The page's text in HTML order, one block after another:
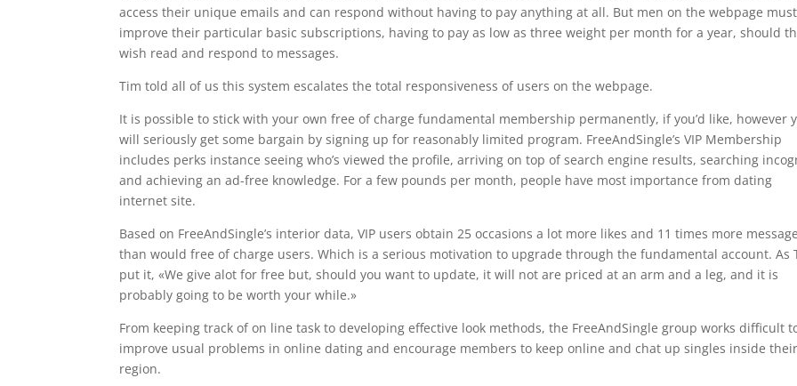
access their unique emails and can respond without having to pay anything at all. But men on the webpage must
improve their particular basic subscriptions, having to pay as low as three weight per month for a year, should
wish read and respond to messages.
Tim told all of us this system escalates the total responsiveness of users on the webpage.
It is possible to stick with your own free of charge fundamental membership permanently, if you’d like, however
will seriously get some bargain by signing up for reasonably limited program. FreeAndSingle’s VIP Membership
includes perks instance seeing who’s viewed the profile, arriving on top of search engine results, searching
and achieving an ad-free knowledge. For a few pounds per month, people have most importance from dating
internet site.
Based on FreeAndSingle’s interior data, VIP users obtain 25 occasions a lot more likes and 11 times more
than would free of charge users. Which is a serious motivation to upgrade through the fundamental account. As
put it, «We give alot for free but, should you want to update, it will not are priced at an arm and a leg, and it is
probably going to be worth your while.»
From keeping track of on line task to developing effective look methods, the FreeAndSingle group works difficult
improve usual problems in online dating and encourage members to keep online and chat up singles inside their
region.